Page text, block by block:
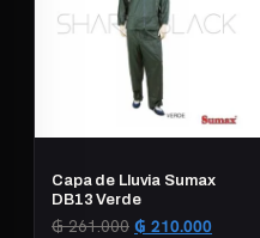
Capa de Lluvia Sumax
DB13 Verde
₲261.000 El
₲ 210.000El